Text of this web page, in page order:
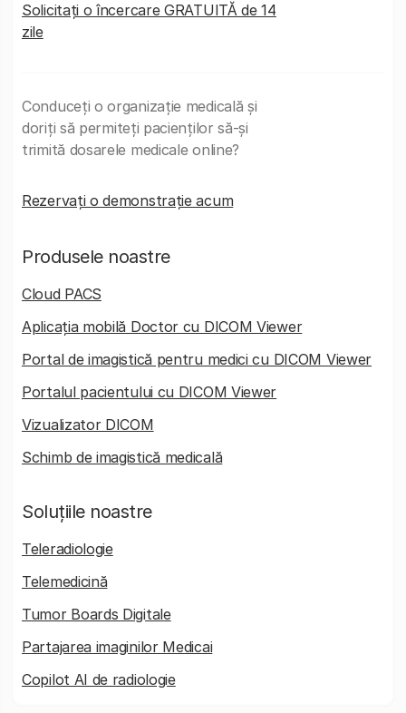
Solicitați o încercare GRATUITĂ de 14
zile
Conduceți o organizație medicală și
doriți să permiteți pacienților să-și
trimită dosarele medicale online?
Rezervați o demonstrație acum
Produsele noastre
Cloud PACS
Aplicația mobilă Doctor cu DICOM Viewer
Portal de imagistică pentru medici cu DICOM Viewer
Portalul pacientului cu DICOM Viewer
Vizualizator DICOM
Schimb de imagistică medicală
Soluțiile noastre
Teleradiologie
Telemedicină
Tumor Boards Digitale
Partajarea imaginilor Medicai
Copilot AI de radiologie